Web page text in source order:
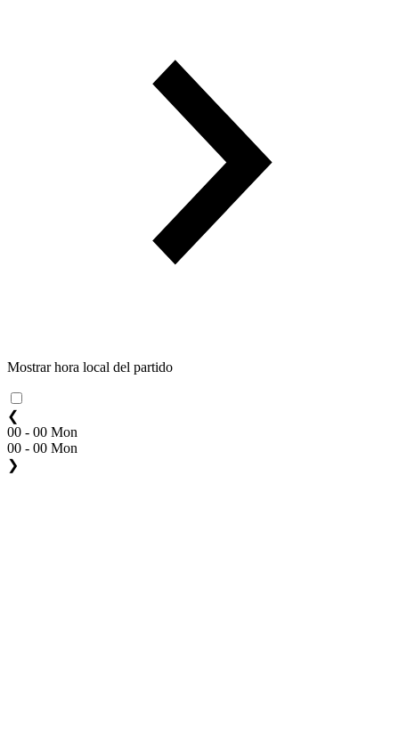
Mostrar hora local del partido
❮
00 - 00 Mon
00 - 00 Mon
❯